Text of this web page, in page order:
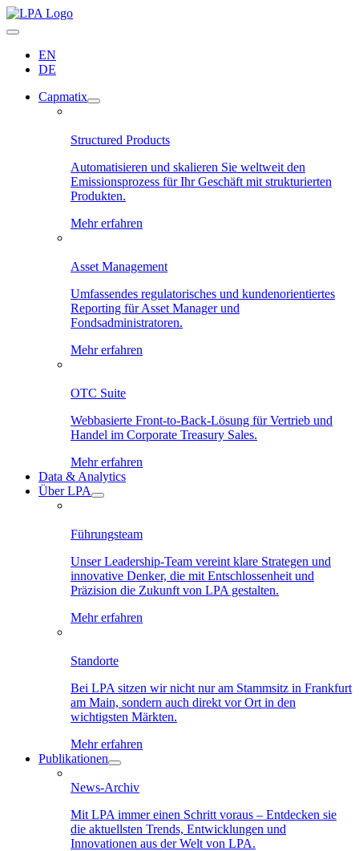
EN
DE
Capmatix
Structured Products
Automatisieren und skalieren Sie weltweit den
Emissionsprozess für Ihr Geschäft mit strukturierten
Produkten.
Mehr erfahren
Asset Management
Umfassendes regulatorisches und kundenorientiertes
Reporting für Asset Manager und
Fondsadministratoren.
Mehr erfahren
OTC Suite
Webbasierte Front-to-Back-Lösung für Vertrieb und
Handel im Corporate Treasury Sales.
Mehr erfahren
Data & Analytics
Über LPA
Führungsteam
Unser Leadership-Team vereint klare Strategen und
innovative Denker, die mit Entschlossenheit und
Präzision die Zukunft von LPA gestalten.
Mehr erfahren
Standorte
Bei LPA sitzen wir nicht nur am Stammsitz in Frankfurt
am Main, sondern auch direkt vor Ort in den
wichtigsten Märkten.
Mehr erfahren
Publikationen
News-Archiv
Mit LPA immer einen Schritt voraus – Entdecken sie
die aktuellsten Trends, Entwicklungen und
Innovationen aus der Welt von LPA.